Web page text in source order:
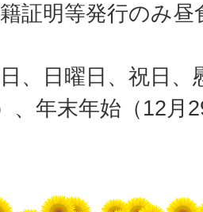
籍証明等発行のみ昼
、日曜日、祝日、
、年末年始（12月